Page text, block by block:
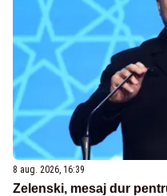
8 aug. 2026, 16:39
Zelenski, mesaj dur